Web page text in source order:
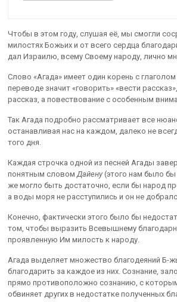
Чтобы в этом году, слушая её, мы смогли
милостях Божьих и от всего сердца
дал Израилю, всему Своему народу, лично
Слово «Агада» имеет один корень с глаголом
переводе значит «говорить» «вести
рассказ, а повествование с особенным
Так Агада подробно рассматривает все
останавливая нас на каждом, далеко не
того дня.
Каждая строчка одной из песней Агады
понятным словом Дайену (этого нам было
же могло быть достаточно, если бы народ
а воды моря не расступились и он не
Конечно, фактически этого было бы
том, чтобы выразить Всевышнему
проявленную Им милость к народу.
Агада выделяет множество благодеяний Б-
благодарить за каждое из них. Сознание,
прямо противоположно сознанию, с
обвиняет других в недостатке полученных